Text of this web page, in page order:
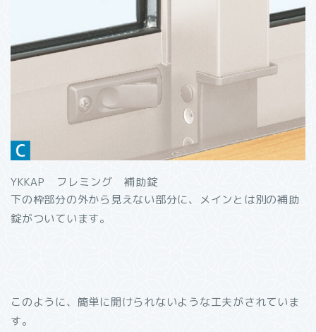
YKKAP フレミング 補助錠
下の枠部分の外から見えない部分に、メインとは別の補助
錠がついています。
このように、簡単に開けられないような工夫がされていま
す。